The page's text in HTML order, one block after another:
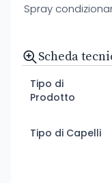
Spray
Scheda
Tipo di
Prodotto
Tipo di Capelli